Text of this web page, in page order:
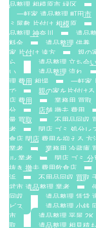
品整理 相模原市 緑区
一軒家 遺品整理 町田市
ミ屋敷 片付け 相模原
品整理 神奈川
遺品
料金
遺品整理 供養
家 片付け 遠方
親の
ら
遺品整理 立ち会い
い
遺品整理 流れ
理 費用 相場
一軒家
で
親の家を片付け
店 費用
業務用 買取
分
店舗 撤去 費用
量 買取
不用品回収
者
閉店 ゴミ 処分レ
食店 閉店 費用を抑える 方
業者
業務用 冷蔵庫
ル 業者
閉店 ゴミ 分
抜き 撤去 費用飲食店
浜
不用品回収 買取
武市 遺品整理 業者
回収
遺品整理 賃貸
ビス
遺品整理 小銭
市
遺品整理 平屋 2K
取
遺品整理 相見積